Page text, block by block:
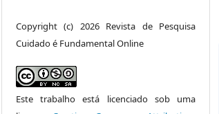
Copyright (c) 2026 Revista de Pesquisa
Cuidado é Fundamental Online
Este trabalho está licenciado sob uma